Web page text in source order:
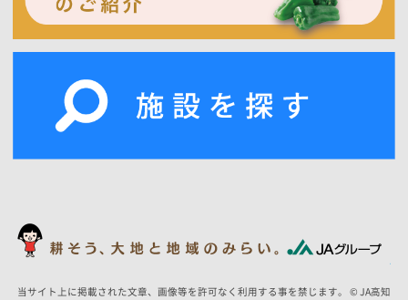
当サイト上に掲載された文章、画像等を許可なく利用する事を禁じます。 © JA高知